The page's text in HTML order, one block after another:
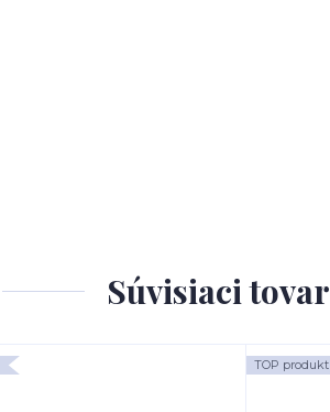
Súvisiaci tovar
TOP produkt